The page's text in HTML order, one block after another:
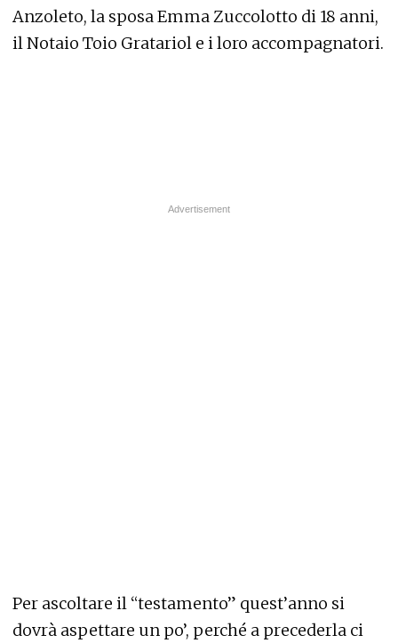
Anzoleto, la sposa Emma Zuccolotto di 18 anni,
il Notaio Toio Gratariol e i loro accompagnatori.
Per ascoltare il “testamento” quest’anno si
dovrà aspettare un po’, perché a precederla ci